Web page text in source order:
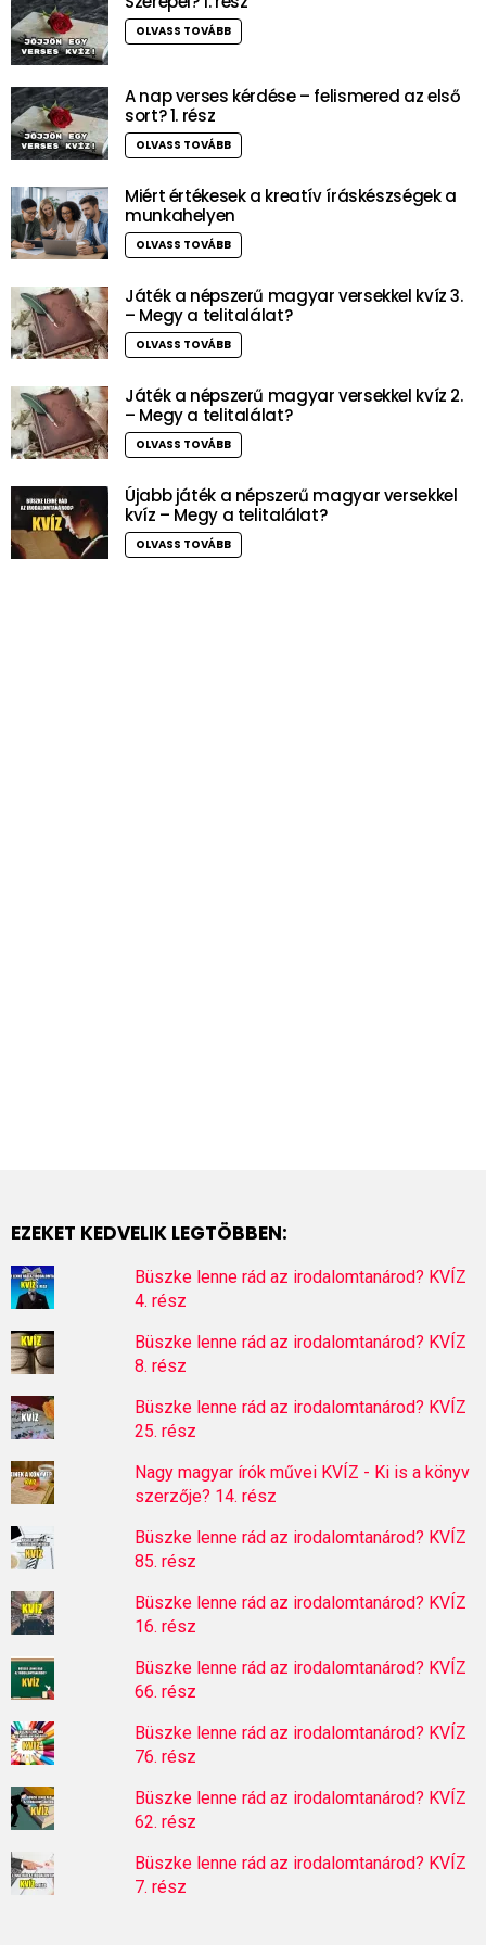
OLVASS TOVÁBB
A nap verses kérdése – felismered az első
sort? 1. rész
OLVASS TOVÁBB
Miért értékesek a kreatív íráskészségek a
munkahelyen
OLVASS TOVÁBB
Játék a népszerű magyar versekkel kvíz 3.
– Megy a telitalálat?
OLVASS TOVÁBB
Játék a népszerű magyar versekkel kvíz 2.
– Megy a telitalálat?
OLVASS TOVÁBB
Újabb játék a népszerű magyar versekkel
kvíz – Megy a telitalálat?
OLVASS TOVÁBB
EZEKET KEDVELIK LEGTÖBBEN:
Büszke lenne rád az irodalomtanárod? KVÍZ
4. rész
Büszke lenne rád az irodalomtanárod? KVÍZ
8. rész
Büszke lenne rád az irodalomtanárod? KVÍZ
25. rész
Nagy magyar írók művei KVÍZ - Ki is a könyv
szerzője? 14. rész
Büszke lenne rád az irodalomtanárod? KVÍZ
85. rész
Büszke lenne rád az irodalomtanárod? KVÍZ
16. rész
Büszke lenne rád az irodalomtanárod? KVÍZ
66. rész
Büszke lenne rád az irodalomtanárod? KVÍZ
76. rész
Büszke lenne rád az irodalomtanárod? KVÍZ
62. rész
Büszke lenne rád az irodalomtanárod? KVÍZ
7. rész